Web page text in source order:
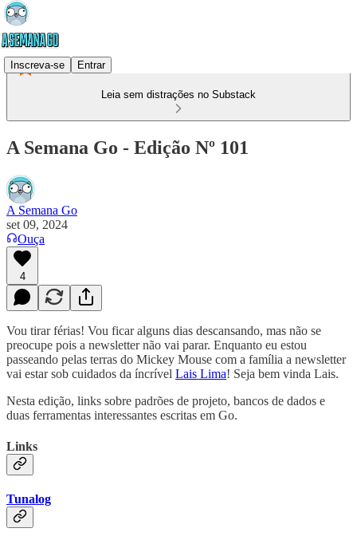
Inscreva-se Entrar
Leia sem distrações no Substack
A Semana Go - Edição Nº 101
A Semana Go
set 09, 2024
Ouça
4
Vou tirar férias! Vou ficar alguns dias descansando, mas não se
preocupe pois a newsletter não vai parar. Enquanto eu estou
passeando pelas terras do Mickey Mouse com a família a newsletter
vai estar sob cuidados da íncrível Lais Lima! Seja bem vinda Lais.
Nesta edição, links sobre padrões de projeto, bancos de dados e
duas ferramentas interessantes escritas em Go.
Links
Tunalog